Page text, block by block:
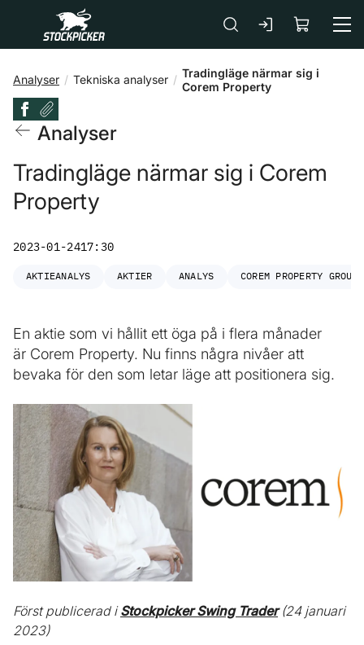
Gå till huvudinnehåll
Analyser Tekniska analyser
Tradingläge närmar sig i
Corem Property
Analyser
Tradingläge närmar sig i Corem
Property
2023-01-2417:30
AKTIEANALYS AKTIER ANALYS COREM PROPERTY GROUP
En aktie som vi hållit ett öga på i flera månader
är Corem Property. Nu finns några nivåer att
bevaka för den som letar läge att positionera sig.
Först publicerad iStockpicker Swing Trader(24 januari
2023)